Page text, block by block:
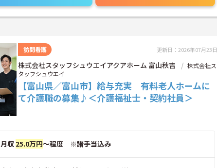
訪問看護 更新日：2026年07月23日
株式会社スタッフシュウエイアクアホーム 富山秋吉
株式会社ス
タッフシュウエイ
【富山県／富山市】給与充実 有料老人ホームに
て介護職の募集♪＜介護福祉士・契約社員＞
月収 25.0万円～程度 ※諸手当込み